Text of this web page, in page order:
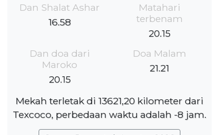
Dan Shalat Ashar
16.58
Matahari
terbenam
20.15
Dan doa dari
Maroko
20.15
Doa Malam
21.21
Mekah terletak di 13621,20 kilometer dari
Texcoco, perbedaan waktu adalah -8 jam.